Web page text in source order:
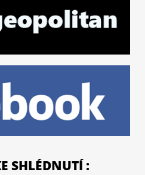
SHLÉDNUTÍ :